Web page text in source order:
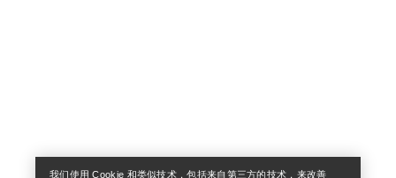
我们使用 Cookie 和类似技术，包括来自第三方的技术，来改善